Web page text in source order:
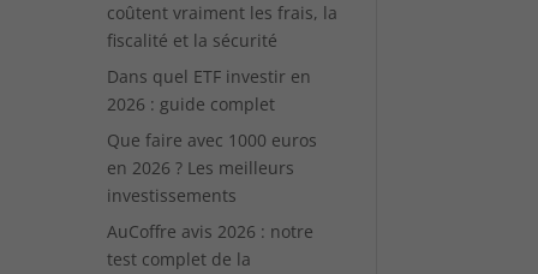
coûtent vraiment les frais, la
fiscalité et la sécurité
Dans quel ETF investir en
2026 : guide complet
Que faire avec 1000 euros
en 2026 ? Les meilleurs
investissements
AuCoffre avis 2026 : notre
test complet de la